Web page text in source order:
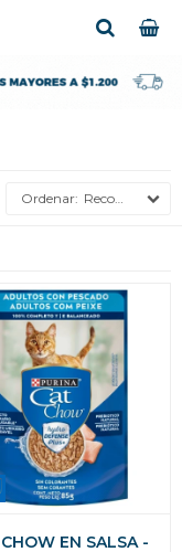
Recomendados
EN SALSA -